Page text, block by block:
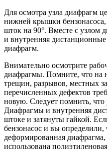
Для осмотра узла диафрагм
нижней крышки бензонасоса,
шток на 90°. Вместе с узлом
и внутренняя
диафрагм.
Внимательно осмотрите
диафрагмы. Помните, что на
трещин, разрывов, местных
перечисленных дефектов
новую. Следует помнить,
Диафрагмы и внутренняя
штоке и затянуты гайкой.
бензонасос и вы определили,
деформированная
использована